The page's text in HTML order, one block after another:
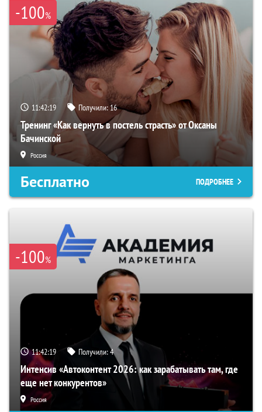
-100%
11:42:18 Получили:16
Тренинг «Как вернуть в постель страсть» от Оксаны
Бачинской
Россия
Бесплатно ПОДРОБНЕЕ
-100%
11:42:18 Получили:4
Интенсив «Автоконтент 2026: как зарабатывать там, где
еще нет конкурентов»
Россия